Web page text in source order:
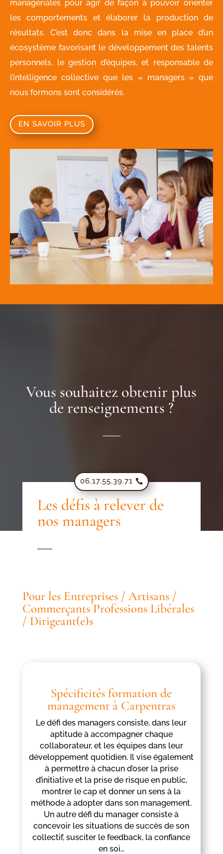
managériales pour agir de façon à pouvoir orienter
les comportements et élaborer la production de
résultats. C’est donc dans la mise en place d’un
écosystème favorisant le développement des talents
personnels, le gestion d’équipes, et responsable de
l’intelligence collective que les « managers » que
nous formons sont considérés.
EN SAVOIR PLUS
Vous souhaitez obtenir plus
de renseignements ?
06.17.55.39.71
Les défis à relever de
nos managers
Pour les Entreprises / Artisans /
Commerçants Professions Libérales
/ Dirigeant(e)s
Spécificités formation de
management à Carpentras
Le défi des managers consiste, dans leur
aptitude à accompagner chaque
collaborateur, et les équipes dans leur
développement quotidien. Il vise également
à permettre à chacun d’oser la prise
d’initiative et la prise de risque en public,
montrer le cap et donner un sens à la
méthode à adopter dans son management.
Un autre défi du manager consiste à
concevoir les situations de succès de son
collectif, susciter le feedback, la confiance
en soi…